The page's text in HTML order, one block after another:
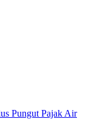
Pungut Pajak Air